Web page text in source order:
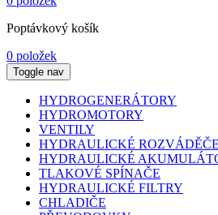
Poptávkový košík
0 položek
Toggle nav
HYDROGENERÁTORY
HYDROMOTORY
VENTILY
HYDRAULICKÉ ROZVÁDĚČE
HYDRAULICKÉ
TLAKOVÉ SPÍNAČE
HYDRAULICKÉ FILTRY
CHLADIČE